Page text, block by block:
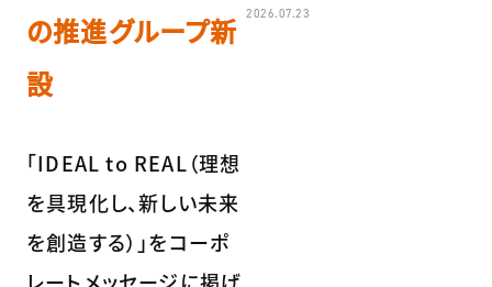
の推進グループ新
設
「IDEAL to REAL（理想
を具現化し、新しい未来
を創造する）」をコーポ
レートメッセージに掲げ
2026.07.23